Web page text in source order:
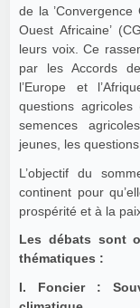
de la
Ouest Africaine’
leurs voix. Ce
par les Accords
l’Europe et
questions
semences
jeunes, les
L’objectif du
continent pour
prospérité et à la
Les débats sont
thématiques :
I. Foncier :